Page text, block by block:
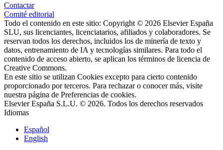
Contactar
Comité editorial
Todo el contenido en este sitio: Copyright © 2026 Elsevier España
SLU, sus licenciantes, licenciatarios, afiliados y colaboradores. Se
reservan todos los derechos, incluidos los de minería de texto y
datos, entrenamiento de IA y tecnologías similares. Para todo el
contenido de acceso abierto, se aplican los términos de licencia de
Creative Commons.
En este sitio se utilizan Cookies excepto para cierto contenido
proporcionado por terceros. Para rechazar o conocer más, visite
nuestra página de Preferencias de cookies.
Elsevier España S.L.U. © 2026. Todos los derechos reservados
Idiomas
Español
English